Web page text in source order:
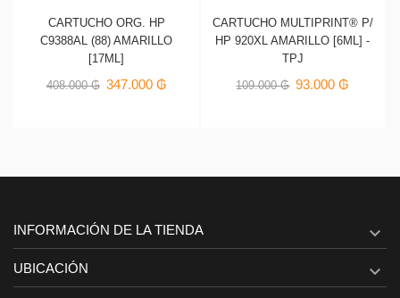
CARTUCHO MULTIPRINT® P/
HP 920XL AMARILLO [6ML] -
TPJ
109.000 ₲
93.000 ₲
CARTUCHO ORG. HP
L0S56AL (954) AMARILLO
[10ML]
340.000 ₲
289.000 ₲
INFORMACIÓN DE LA TIENDA 
UBICACIÓN 